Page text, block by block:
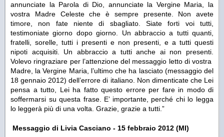
annunciate la Parola di Dio, annunciate la Vergine Maria, la
vostra Madre Celeste che è sempre presente. Non avete
timore, non fate niente di sbagliato. Siate forti voi tutti,
testimoniate giorno dopo giorno. Un abbraccio a tutti quanti,
fratelli, sorelle, tutti i presenti e non presenti, e a tutti questi
nipoti acquisiti. Un abbraccio a tutti anche ai non presenti.
Volevo ringraziare per l’attenzione del messaggio letto di vostra
Madre, la Vergine Maria, l’ultimo che ha lasciato (messaggio del
18 gennaio 2012) dell’errore di italiano. Non dimenticate che Lei
pensa a tutto, Lei ha fatto questo errore per fare in modo di
soffermarsi su questa frase. E’ importante, perché chi lo legga
lo leggerà più di una volta. Grazie, grazie a tutti.”
Messaggio di Livia Casciano - 15 febbraio 2012 (MI)